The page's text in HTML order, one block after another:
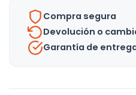
Perros Compra segura
Devolución o
Garantía de